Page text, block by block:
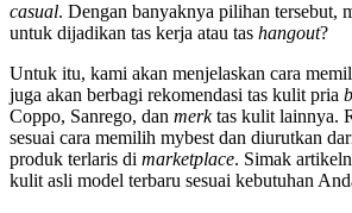
casual. Dengan banyaknya pilihan tersebut,
untuk dijadikan tas kerja atau tas hangout?
Untuk itu, kami akan menjelaskan cara
juga akan berbagi rekomendasi tas kulit pria
Coppo, Sanrego, dan merktas kulit lainnya.
sesuai cara memilih mybest dan diurutkan
produk terlaris di marketplace. Simak
kulit asli model terbaru sesuai kebutuhan